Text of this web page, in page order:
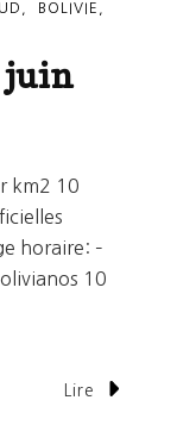
BOLIVIE
juin
km2 10
horaire: –
10
Lire